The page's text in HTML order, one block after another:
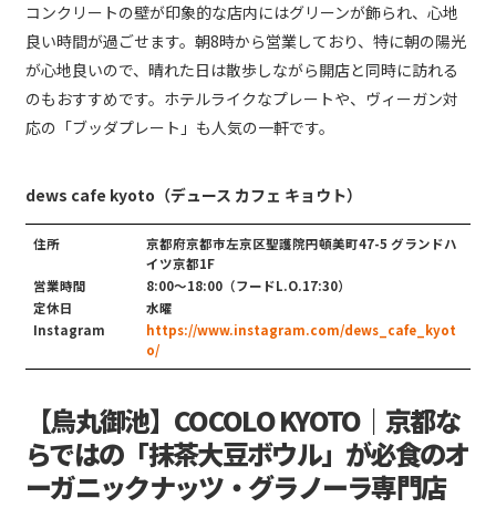
コンクリートの壁が印象的な店内にはグリーンが飾られ、心地
良い時間が過ごせます。朝8時から営業しており、特に朝の陽光
が心地良いので、晴れた日は散歩しながら開店と同時に訪れる
のもおすすめです。ホテルライクなプレートや、ヴィーガン対
応の「ブッダプレート」も人気の一軒です。
dews cafe kyoto（デュース カフェ キョウト）
住所
京都府京都市左京区聖護院円頓美町47-5 グランドハ
イツ京都1F
営業時間
8:00〜18:00（フードL.O.17:30）
定休日
水曜
Instagram
https://www.instagram.com/dews_cafe_kyot
o/
【烏丸御池】COCOLO KYOTO｜京都な
らではの「抹茶大豆ボウル」が必食のオ
ーガニックナッツ・グラノーラ専門店